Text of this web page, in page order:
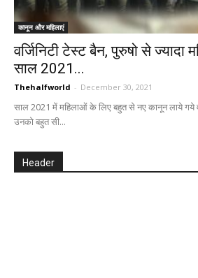
कानून और महिलाएं
वर्जिनिटी टेस्‍ट बैन, पुरुषो से ज्यादा
साल 2021...
Thehalfworld - December 30, 2021
साल 2021 में महिलाओं के लिए बहुत से नए कानून लाये
उनको बहुत सी...
Header